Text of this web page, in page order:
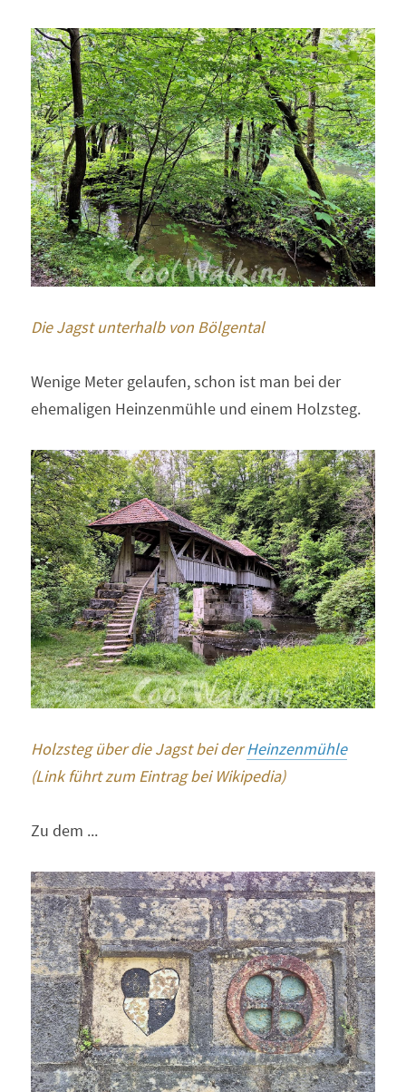
Die Jagst unterhalb von Bölgental
Wenige Meter gelaufen, schon ist man bei der
ehemaligen Heinzenmühle und einem Holzsteg.
Holzsteg über die Jagst bei der Heinzenmühle
(Link führt zum Eintrag bei Wikipedia)
Zu dem ...